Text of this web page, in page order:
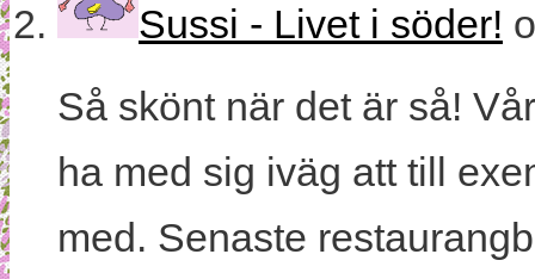
Sussi - Livet i söder!
Så skönt när det är så!
ha med sig iväg att till
med. Senaste